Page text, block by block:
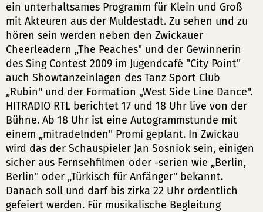
ein unterhaltsames Programm für Klein und Groß
mit Akteuren aus der Muldestadt. Zu sehen und zu
hören sein werden neben den Zwickauer
Cheerleadern „The Peaches" und der Gewinnerin
des Sing Contest 2009 im Jugendcafé "City Point"
auch Showtanzeinlagen des Tanz Sport Club
„Rubin" und der Formation „West Side Line Dance".
HITRADIO RTL berichtet 17 und 18 Uhr live von der
Bühne. Ab 18 Uhr ist eine Autogrammstunde mit
einem „mitradelnden" Promi geplant. In Zwickau
wird das der Schauspieler Jan Sosniok sein, einigen
sicher aus Fernsehfilmen oder -serien wie „Berlin,
Berlin" oder „Türkisch für Anfänger" bekannt.
Danach soll und darf bis zirka 22 Uhr ordentlich
gefeiert werden. Für musikalische Begleitung